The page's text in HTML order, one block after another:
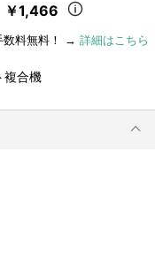
￥1,466
数料無料！ → 詳細はこちら
複合機